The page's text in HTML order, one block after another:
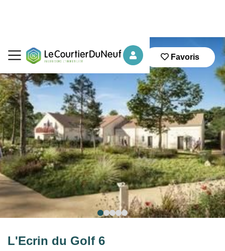
Favoris
L'Ecrin du Golf 6